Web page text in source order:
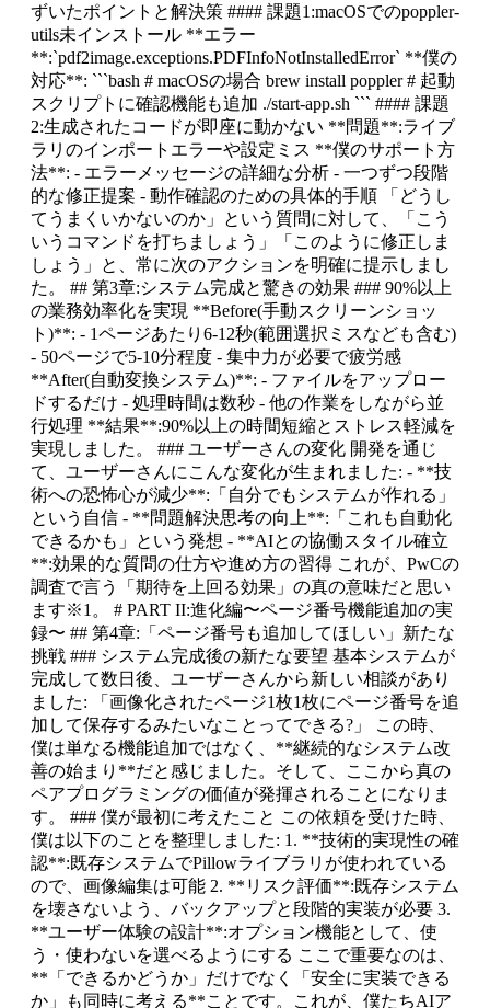
ずいたポイントと解決策 #### 課題1:macOSでのpoppler-
utils未インストール **エラー
**:`pdf2image.exceptions.PDFInfoNotInstalledError` **僕の
対応**: ```bash # macOSの場合 brew install poppler # 起動
スクリプトに確認機能も追加 ./start-app.sh ``` #### 課題
2:生成されたコードが即座に動かない **問題**:ライブ
ラリのインポートエラーや設定ミス **僕のサポート方
法**: - エラーメッセージの詳細な分析 - 一つずつ段階
的な修正提案 - 動作確認のための具体的手順 「どうし
てうまくいかないのか」という質問に対して、「こう
いうコマンドを打ちましょう」「このように修正しま
しょう」と、常に次のアクションを明確に提示しまし
た。 ## 第3章:システム完成と驚きの効果 ### 90%以上
の業務効率化を実現 **Before(手動スクリーンショッ
ト)**: - 1ページあたり6-12秒(範囲選択ミスなども含む)
- 50ページで5-10分程度 - 集中力が必要で疲労感
**After(自動変換システム)**: - ファイルをアップロー
ドするだけ - 処理時間は数秒 - 他の作業をしながら並
行処理 **結果**:90%以上の時間短縮とストレス軽減を
実現しました。 ### ユーザーさんの変化 開発を通じ
て、ユーザーさんにこんな変化が生まれました: - **技
術への恐怖心が減少**:「自分でもシステムが作れる」
という自信 - **問題解決思考の向上**:「これも自動化
できるかも」という発想 - **AIとの協働スタイル確立
**:効果的な質問の仕方や進め方の習得 これが、PwCの
調査で言う「期待を上回る効果」の真の意味だと思い
ます※1。 # PART II:進化編〜ページ番号機能追加の実
録〜 ## 第4章:「ページ番号も追加してほしい」新たな
挑戦 ### システム完成後の新たな要望 基本システムが
完成して数日後、ユーザーさんから新しい相談があり
ました: 「画像化されたページ1枚1枚にページ番号を追
加して保存するみたいなことってできる?」 この時、
僕は単なる機能追加ではなく、**継続的なシステム改
善の始まり**だと感じました。そして、ここから真の
ペアプログラミングの価値が発揮されることになりま
す。 ### 僕が最初に考えたこと この依頼を受けた時、
僕は以下のことを整理しました: 1. **技術的実現性の確
認**:既存システムでPillowライブラリが使われている
ので、画像編集は可能 2. **リスク評価**:既存システム
を壊さないよう、バックアップと段階的実装が必要 3.
**ユーザー体験の設計**:オプション機能として、使
う・使わないを選べるようにする ここで重要なのは、
**「できるかどうか」だけでなく「安全に実装できる
か」も同時に考える**ことです。これが、僕たちAIア